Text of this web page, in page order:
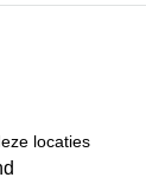
locaties